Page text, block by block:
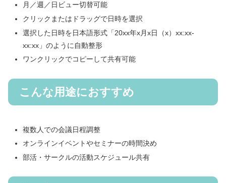
月／週／日ビュー切替可能
クリックまたはドラッグで日時を選択
選択した日時を日本語形式「20xx年x月x日（x）xx:xx-
xx:xx」のように自動整形
ワンクリックでコピーして共有可能
こんな用途におすすめ
複数人での会議日程調整
オンラインイベントやセミナーの時間決め
部活・サークルの活動スケジュール共有